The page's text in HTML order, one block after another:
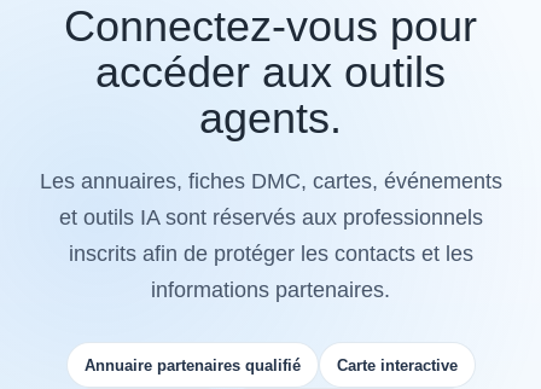
Connectez-vous pour
accéder aux outils
agents.
Les annuaires, fiches DMC, cartes, événements
et outils IA sont réservés aux professionnels
inscrits afin de protéger les contacts et les
informations partenaires.
Annuaire partenaires qualifié Carte interactive